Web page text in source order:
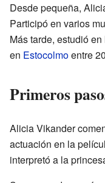
Desde pequeña,
Participó en varios
Más tarde, estudió
en Estocolmoentre
Primeros
Alicia Vikander
actuación en la
interpretó a la